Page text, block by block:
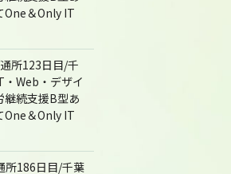
One＆Only IT
所123日目/千
・Web・デザイ
継続支援B型あ
One＆Only IT
所186日目/千葉